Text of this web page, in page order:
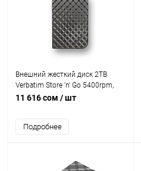
Внешний жесткий диск 2TB
Verbatim Store 'n' Go 5400rpm,
from 8MB, USB 3.2 [VER-53177]
11 616 сом / шт
Подробнее